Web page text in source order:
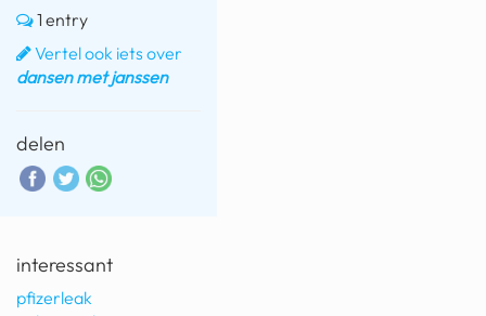
1 entry
Vertel ook iets over
dansen met janssen
delen
interessant
pfizerleak